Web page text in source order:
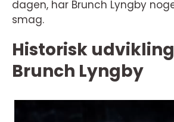
dagen, har Brunch Lyngby
smag.
Historisk
Brunch Lyngby